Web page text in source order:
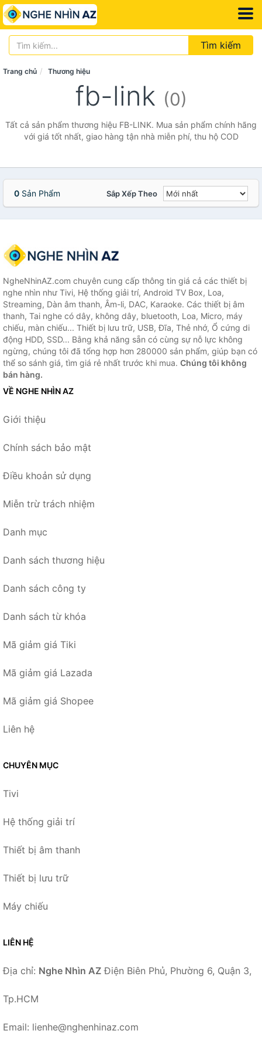
Tìm kiếm
Trang chủ Thương hiệu
fb-link (0)
Tất cả sản phẩm thương hiệu FB-LINK. Mua sản phẩm chính hãng
với giá tốt nhất, giao hàng tận nhà miễn phí, thu hộ COD
0 Sản Phẩm Sắp Xếp Theo
NgheNhinAZ.com chuyên cung cấp thông tin giá cả các thiết bị
nghe nhìn như Tivi, Hệ thống giải trí, Android TV Box, Loa,
Streaming, Dàn âm thanh, Âm-li, DAC, Karaoke. Các thiết bị âm
thanh, Tai nghe có dây, không dây, bluetooth, Loa, Micro, máy
chiếu, màn chiếu... Thiết bị lưu trữ, USB, Đĩa, Thẻ nhớ, Ổ cứng di
động HDD, SSD... Bằng khả năng sẵn có cùng sự nỗ lực không
ngừng, chúng tôi đã tổng hợp hơn 280000 sản phẩm, giúp bạn có
thể so sánh giá, tìm giá rẻ nhất trước khi mua. Chúng tôi không
bán hàng.
VỀ NGHE NHÌN AZ
Giới thiệu
Chính sách bảo mật
Điều khoản sử dụng
Miễn trừ trách nhiệm
Danh mục
Danh sách thương hiệu
Danh sách công ty
Danh sách từ khóa
Mã giảm giá Tiki
Mã giảm giá Lazada
Mã giảm giá Shopee
Liên hệ
CHUYÊN MỤC
Tivi
Hệ thống giải trí
Thiết bị âm thanh
Thiết bị lưu trữ
Máy chiếu
LIÊN HỆ
Địa chỉ: Nghe Nhìn AZ Điện Biên Phủ, Phường 6, Quận 3,
Tp.HCM
Email: lienhe@nghenhinaz.com